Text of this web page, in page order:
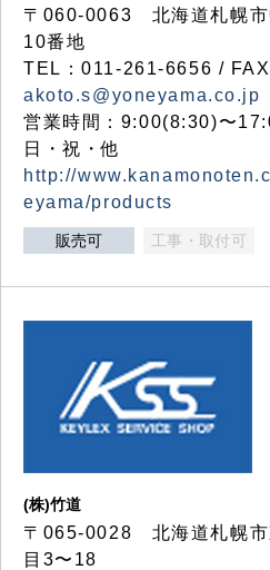
〒060-0063 北海道札幌市
10番地
TEL：011-261-6656 /
akoto.s@yoneyama.co.jp
営業時間：9:00(8:30)〜
日・祝・他
http://
eyama/products
販売可 工事・取付可
(株)竹道
〒065-0028 北海道札幌市
目3〜18